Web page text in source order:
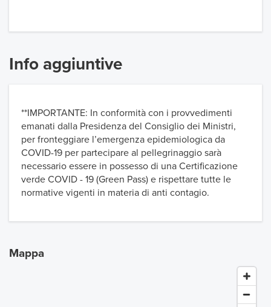
Info aggiuntive
**IMPORTANTE: In conformità con i provvedimenti
emanati dalla Presidenza del Consiglio dei Ministri,
per fronteggiare l’emergenza epidemiologica da
COVID-19 per partecipare al pellegrinaggio sarà
necessario essere in possesso di una Certificazione
verde COVID - 19 (Green Pass) e rispettare tutte le
normative vigenti in materia di anti contagio.
Mappa